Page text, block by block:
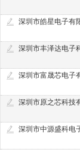
深圳市皓星电子有
深圳市丰泽达电子
深圳市富晟芯电子
深圳市原之芯科技
深圳市中源盛科电